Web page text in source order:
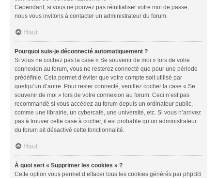
Cependant, si vous ne pouvez pas réinitialiser votre mot de passe,
nous vous invitons à contacter un administrateur du forum.
Haut
Pourquoi suis-je déconnecté automatiquement ?
Si vous ne cochez pas la case « Se souvenir de moi » lors de votre
connexion au forum, vous ne resterez connecté que pour une période
prédéfinie. Cela permet d’éviter que votre compte soit utilisé par
quelqu’un d’autre. Pour rester connecté, veuillez cocher la case « Se
souvenir de moi » lors de votre connexion au forum. Ceci n’est pas
recommandé si vous accédez au forum depuis un ordinateur public,
comme une librairie, un cybercafé, une université, etc. Si vous n’arrivez
pas à trouver cette case à cocher, il est probable qu’un administrateur
du forum ait désactivé cette fonctionnalité.
Haut
À quoi sert « Supprimer les cookies » ?
Cette option vous permet d’effacer tous les cookies générés par phpBB